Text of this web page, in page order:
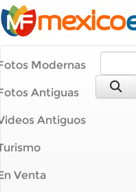
Modernas
Antiguas
Antiguos
Venta